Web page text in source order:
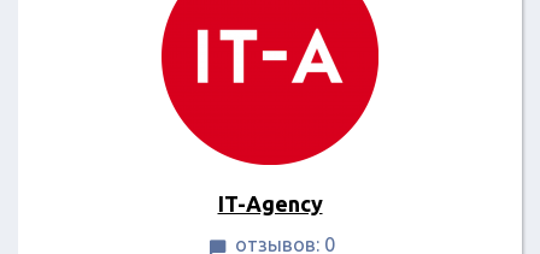
IT-Agency
 отзывов: 0